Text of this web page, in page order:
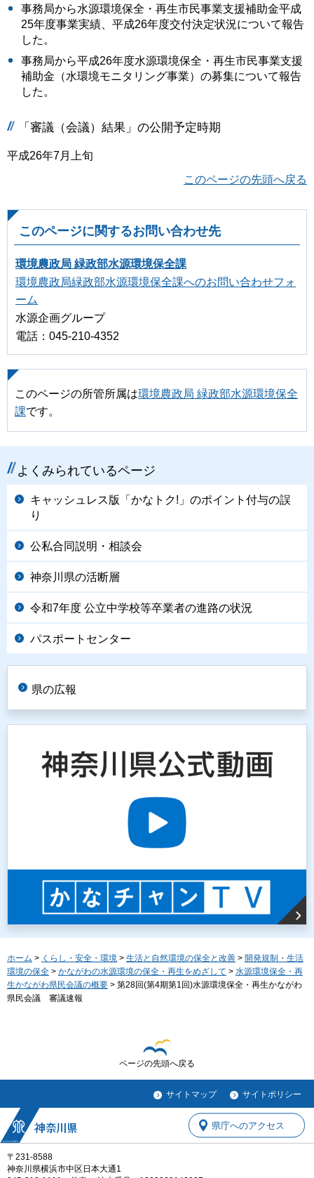
事務局から水源環境保全・再生市民事業支援補助金平成
25年度事業実績、平成26年度交付決定状況について報告
した。
事務局から平成26年度水源環境保全・再生市民事業支援
補助金（水環境モニタリング事業）の募集について報告
した。
「審議（会議）結果」の公開予定時期
平成26年7月上旬
このページの先頭へ戻る
このページに関するお問い合わせ先
環境農政局 緑政部水源環境保全課
環境農政局緑政部水源環境保全課へのお問い合わせフォ
ーム
水源企画グループ
電話：045-210-4352
このページの所管所属は環境農政局 緑政部水源環境保全
課です。
よくみられているページ
キャッシュレス版「かなトク!」のポイント付与の誤
り
公私合同説明・相談会
神奈川県の活断層
令和7年度 公立中学校等卒業者の進路の状況
パスポートセンター
県の広報
ホーム > くらし・安全・環境 > 生活と自然環境の保全と改善 > 開発規制・生活
環境の保全 > かながわの水源環境の保全・再生をめざして > 水源環境保全・再
生かながわ県民会議の概要 > 第28回(第4期第1回)水源環境保全・再生かながわ
県民会議 審議速報
ページの先頭へ戻る
サイトマップ サイトポリシー
〒231-8588
神奈川県横浜市中区日本大通1
県庁へのアクセス